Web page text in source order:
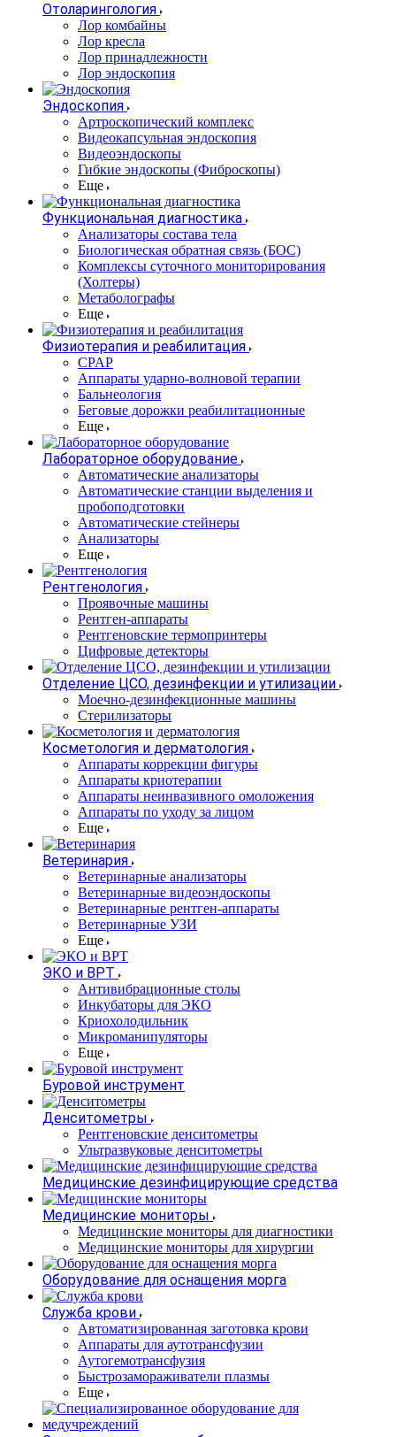
Отоларингология
Лор комбайны
Лор кресла
Лор принадлежности
Лор эндоскопия
Эндоскопия
Артроскопический комплекс
Видеокапсульная эндоскопия
Видеоэндоскопы
Гибкие эндоскопы (Фиброcкопы)
Еще
Функциональная диагностика
Анализаторы состава тела
Биологическая обратная связь (БОС)
Комплексы суточного мониторирования
(Холтеры)
Метаболографы
Еще
Физиотерапия и реабилитация
CPAP
Аппараты ударно-волновой терапии
Бальнеология
Беговые дорожки реабилитационные
Еще
Лабораторное оборудование
Автоматические анализаторы
Автоматические станции выделения и
пробоподготовки
Автоматические стейнеры
Анализаторы
Еще
Рентгенология
Проявочные машины
Рентген-аппараты
Рентгеновские термопринтеры
Цифровые детекторы
Отделение ЦСО, дезинфекции и утилизации
Моечно-дезинфекционные машины
Стерилизаторы
Косметология и дерматология
Аппараты коррекции фигуры
Аппараты криотерапии
Аппараты неинвазивного омоложения
Аппараты по уходу за лицом
Еще
Ветеринария
Ветеринарные анализаторы
Ветеринарные видеоэндоскопы
Ветеринарные рентген-аппараты
Ветеринарные УЗИ
Еще
ЭКО и ВРТ
Антивибрационные столы
Инкубаторы для ЭКО
Криохолодильник
Микроманипуляторы
Еще
Буровой инструмент
Денситометры
Рентгеновские денситометры
Ультразвуковые денситометры
Медицинские дезинфицирующие средства
Медицинские мониторы
Медицинские мониторы для диагностики
Медицинские мониторы для хирургии
Оборудование для оснащения морга
Служба крови
Автоматизированная заготовка крови
Аппараты для аутотрансфузии
Аутогемотрансфузия
Быстрозамораживатели плазмы
Еще